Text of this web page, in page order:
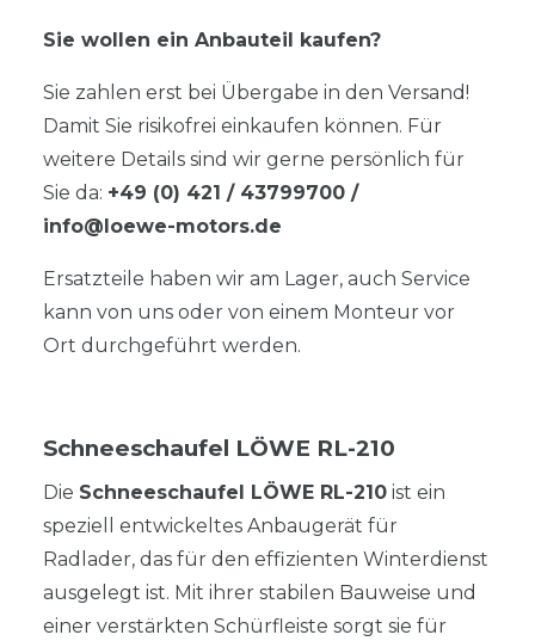
Sie wollen ein Anbauteil kaufen?
Sie zahlen erst bei Übergabe in den Versand!
Damit Sie risikofrei einkaufen können. Für
weitere Details sind wir gerne persönlich für
Sie da: +49 (0) 421 / 43799700 /
info@loewe-motors.de
Ersatzteile haben wir am Lager, auch Service
kann von uns oder von einem Monteur vor
Ort durchgeführt werden.
Schneeschaufel LÖWE RL-210
Die Schneeschaufel LÖWE RL-210 ist ein
speziell entwickeltes Anbaugerät für
Radlader, das für den effizienten Winterdienst
ausgelegt ist. Mit ihrer stabilen Bauweise und
einer verstärkten Schürfleiste sorgt sie für